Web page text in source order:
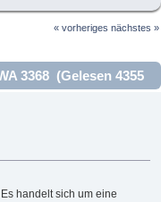
« vorheriges nächstes »
3368 (Gelesen 4355
handelt sich um eine